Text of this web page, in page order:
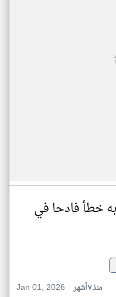
خطأ فادحا في
Jan 01, 2026
منذ ٧ أشهر